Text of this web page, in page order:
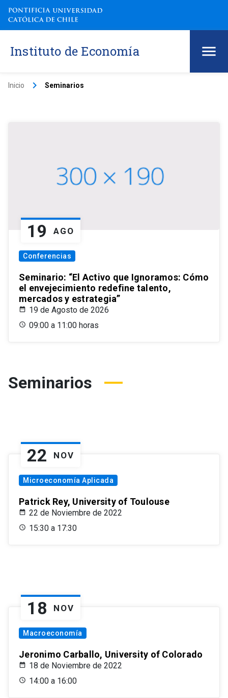
Instituto de Economía
Inicio keyboard_arrow_right Seminarios
19 AGO
Conferencias
Seminario: “El Activo que Ignoramos: Cómo
el envejecimiento redefine talento,
mercados y estrategia”
19 de Agosto de 2026
09:00 a 11:00 horas
Seminarios
22 NOV
Microeconomía Aplicada
Patrick Rey, University of Toulouse
22 de Noviembre de 2022
15:30 a 17:30
18 NOV
Macroeconomía
Jeronimo Carballo, University of Colorado
18 de Noviembre de 2022
14:00 a 16:00